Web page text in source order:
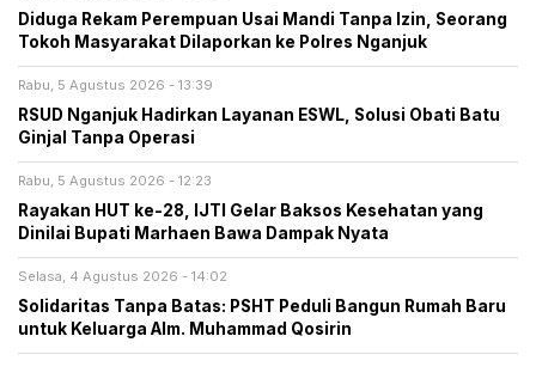
Diduga Rekam Perempuan Usai Mandi Tanpa Izin, Seorang
Tokoh Masyarakat Dilaporkan ke Polres Nganjuk
Rabu, 5 Agustus 2026 - 13:39
RSUD Nganjuk Hadirkan Layanan ESWL, Solusi Obati Batu
Ginjal Tanpa Operasi
Rabu, 5 Agustus 2026 - 12:23
Rayakan HUT ke-28, IJTI Gelar Baksos Kesehatan yang
Dinilai Bupati Marhaen Bawa Dampak Nyata
Selasa, 4 Agustus 2026 - 14:02
Solidaritas Tanpa Batas: PSHT Peduli Bangun Rumah Baru
untuk Keluarga Alm. Muhammad Qosirin